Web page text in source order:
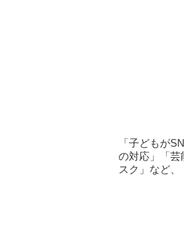
「子どもが
の対応」「芸
スク」など、